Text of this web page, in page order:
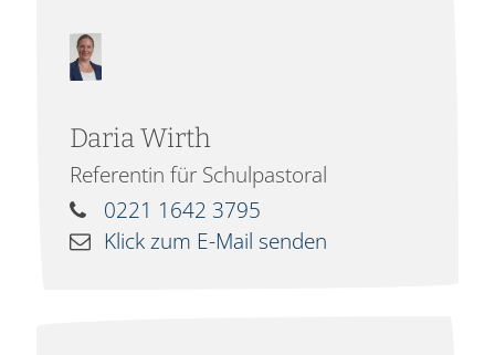
DariaWirth
Referentin für Schulpastoral
0221 1642 3795
Klick zum E-Mail senden